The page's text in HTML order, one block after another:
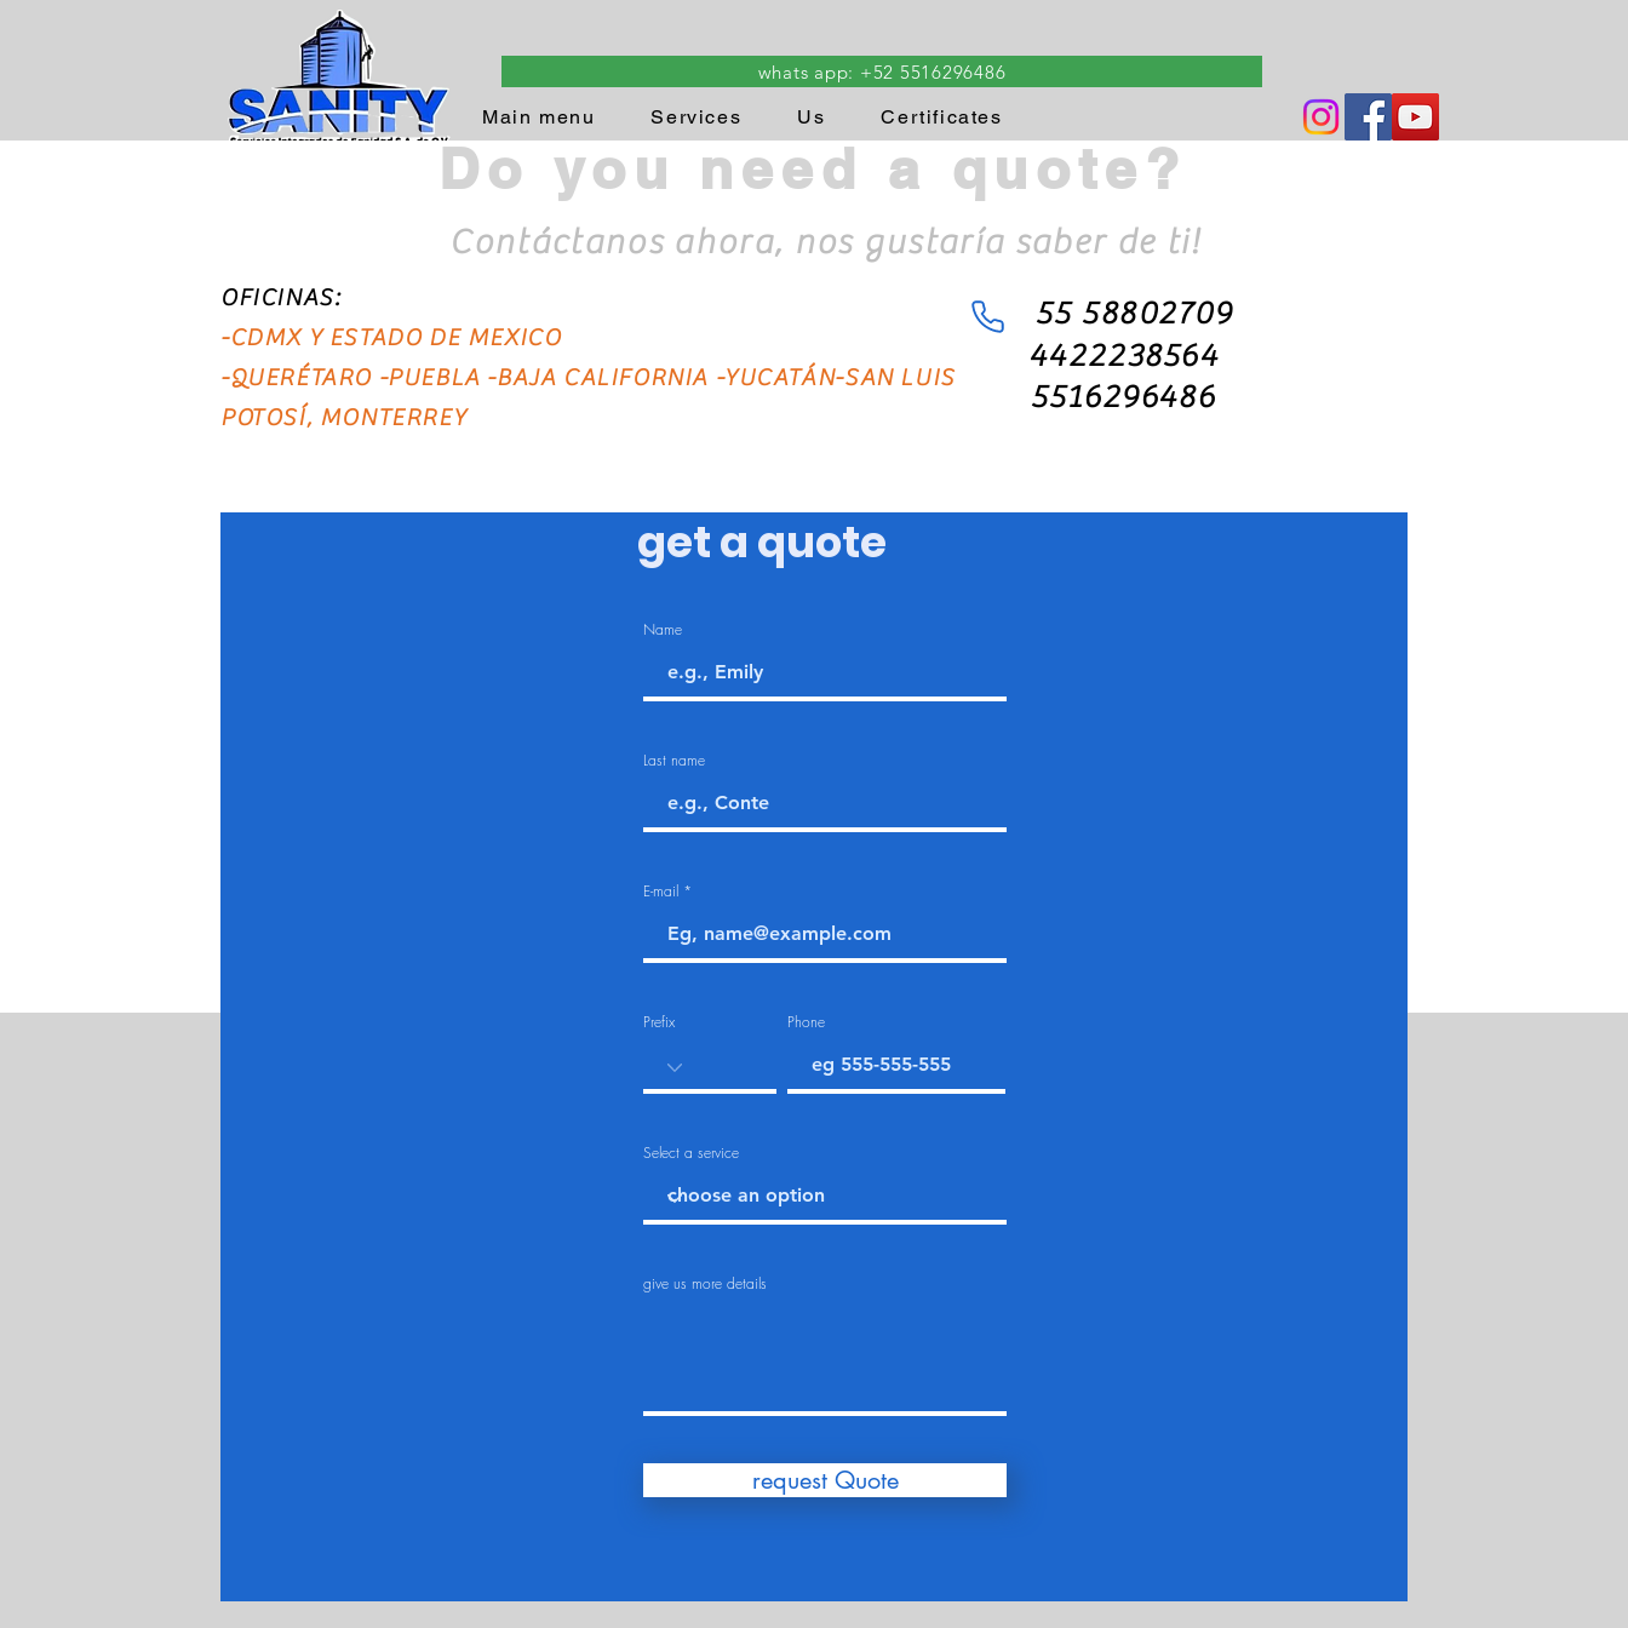
Main menu Services Us Certificates
CDMX - QUERÉTARO - YUCATAN - PUEBLA - EDO. FROM MEX.- BAJA CALIFORNIA
whats app: +52 5516296486
Llámanos: 5558802709
Do you need a quote?
Contáctanos ahora, nos gustaría saber de ti!
OFICINAS:
-CDMX Y ESTADO DE MEXICO
-QUERÉTARO -PUEBLA -BAJA CALIFORNIA -YUCATÁN-SAN LUIS
POTOSÍ, MONTERREY
55 58802709
4422238564
5516296486
get a quote
Name
Last name
E-mail
Prefix Phone
Select a service
give us more details
request Quote